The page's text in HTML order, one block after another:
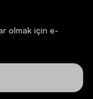
olmak için e-